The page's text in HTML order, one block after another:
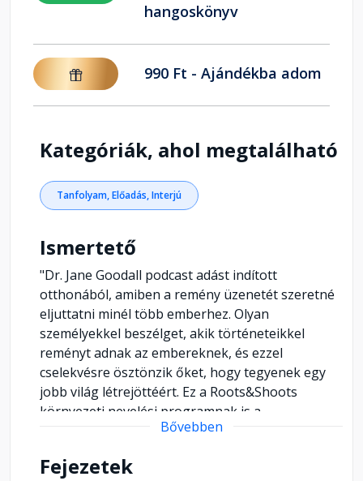
hangoskönyv
990 Ft - Ajándékba adom
Kategóriák, ahol megtalálható
Tanfolyam, Előadás, Interjú
Ismertető
"Dr. Jane Goodall podcast adást indított
otthonából, amiben a remény üzenetét szeretné
eljuttatni minél több emberhez. Olyan
személyekkel beszélget, akik történeteikkel
reményt adnak az embereknek, és ezzel
cselekvésre ösztönzik őket, hogy tegyenek egy
jobb világ létrejöttéért. Ez a Roots&Shoots
környezeti nevelési programnak is a
legfontosabb része. Inspiráció és cselekvés. Ha
jelentkezzen a Jane Goodall Intézet
Bővebben
Fejezetek